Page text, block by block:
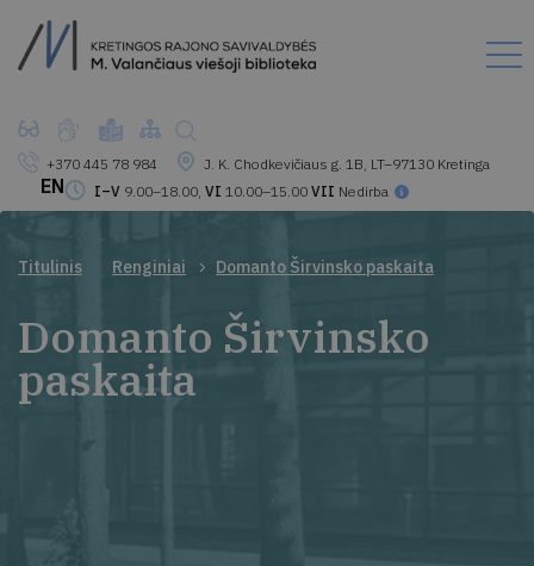
+370 445 78 984
J. K. Chodkevičiaus g. 1B, LT–97130 Kretinga
I–V 9.00–18.00, VI 10.00–15.00 VII Nedirba
EN
Titulinis Renginiai Domanto Širvinsko paskaita
Domanto Širvinsko
paskaita